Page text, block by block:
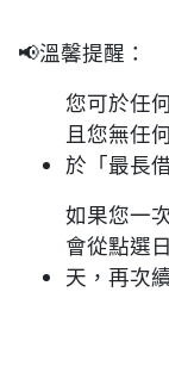
📢溫馨提醒：
您可於任
且您無任
於「最長
如果您一
會從點選
天，再次